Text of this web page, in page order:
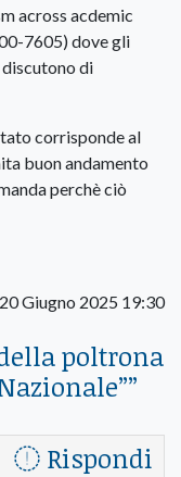
across acdemic
7605) dove gli
di
corrisponde al
buon andamento
perchè ciò
20 Giugno 2025 19:30
poltrona
”
Rispondi